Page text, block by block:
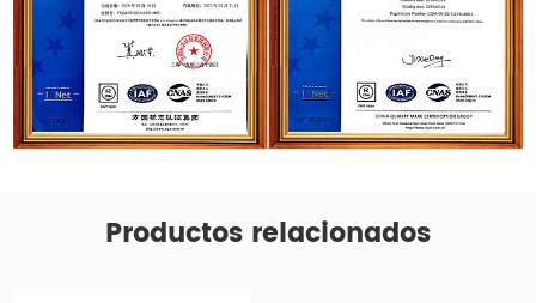
Productos relacionados